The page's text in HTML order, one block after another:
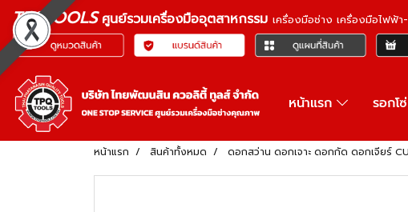
TPQTOOLSศูนย์รวมเครื่องมืออุตสาหกรรม เครื่องมือช่าง เครื่องมือไฟฟ้
หน้าแรก รอกโ
หน้าแรก สินค้าทั้งหมด ดอกสว่าน ดอกเจาะ ดอกกัด ดอกเจียร์